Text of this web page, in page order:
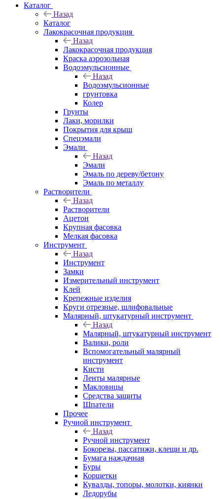
Каталог
Назад
Каталог
Лакокрасочная продукция
Назад
Лакокрасочная продукция
Краска аэрозольная
Водоэмульсионные
Назад
Водоэмульсионные
грунтовка
Колер
Грунты
Лаки, морилки
Покрытия для крыш
Спецэмали
Эмали
Назад
Эмали
Эмаль по дереву/бетону
Эмаль по металлу
Растворители
Назад
Растворители
Ацетон
Крупная фасовка
Мелкая фасовка
Инструмент
Назад
Инструмент
Замки
Измерительный инструмент
Клей
Крепежные изделия
Круги отрезные, шлифовальные
Малярный, штукатурный инструмент
Назад
Малярный, штукатурный инструмент
Валики, роли
Вспомогательный малярный
инструмент
Кисти
Ленты малярные
Макловицы
Средства защиты
Шпатели
Прочее
Ручной инструмент
Назад
Ручной инструмент
Бокорезы, пассатижи, клещи и др.
Бумага наждачная
Буры
Корщетки
Кувалды, топоры, молотки, киянки
Ледорубы